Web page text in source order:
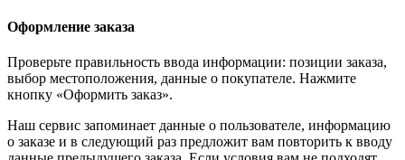
Оформление заказа
Проверьте правильность ввода информации: позиции заказа,
выбор местоположения, данные о покупателе. Нажмите
кнопку «Оформить заказ».
Наш сервис запоминает данные о пользователе, информацию
о заказе и в следующий раз предложит вам повторить к вводу